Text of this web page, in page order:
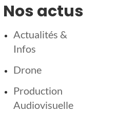
Nos actus
Actualités &
Infos
Drone
Production
Audiovisuelle